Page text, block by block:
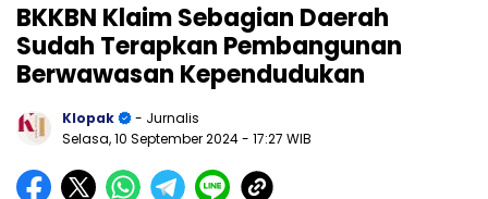
BKKBN Klaim Sebagian Daerah
Sudah Terapkan Pembangunan
Berwawasan Kependudukan
Klopak
- Jurnalis
Selasa, 10 September 2024- 17:27 WIB